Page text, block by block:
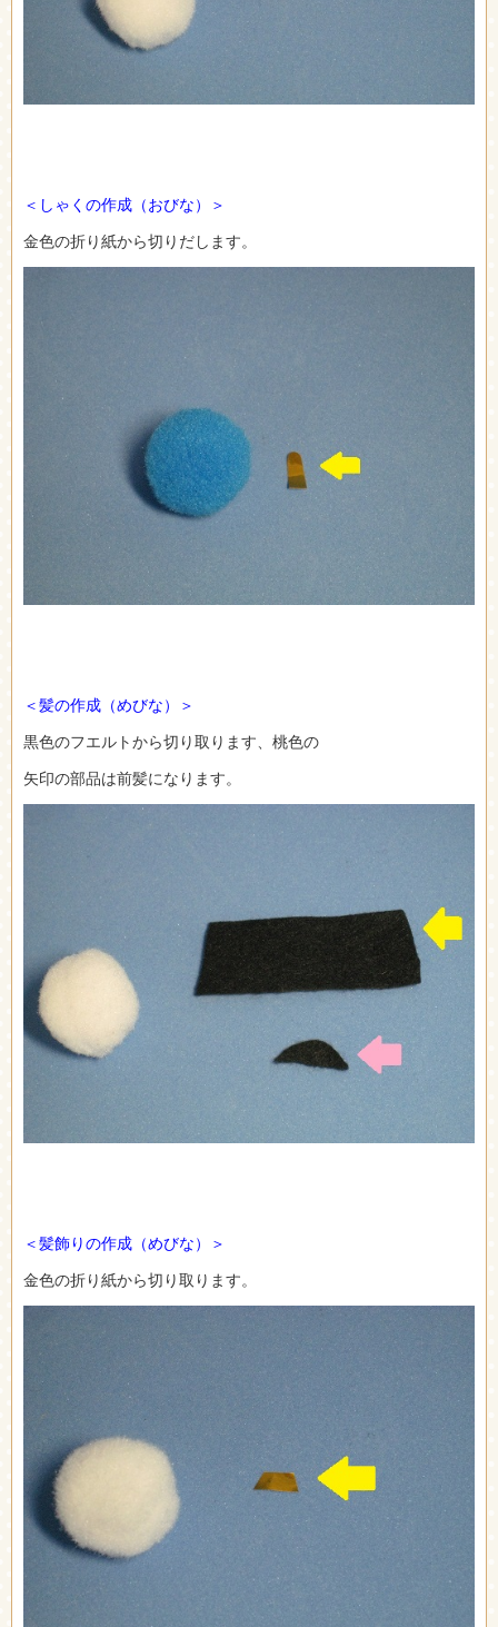
＜しゃくの作成（おびな）＞
金色の折り紙から切りだします。
＜髪の作成（めびな）＞
黒色のフエルトから切り取ります、桃色の
矢印の部品は前髪になります。
＜髪飾りの作成（めびな）＞
金色の折り紙から切り取ります。